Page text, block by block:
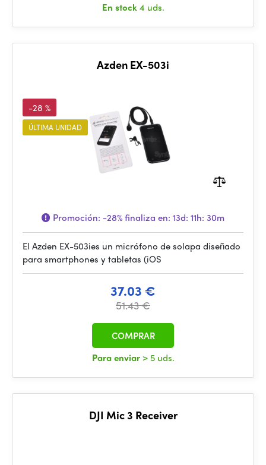
En stock4 uds.
Azden EX-503i
-28 %
ÚLTIMA UNIDAD
Promoción: -28%finaliza en: 13d: 11h: 30m
El Azden EX-503ies un micrófono de solapa diseñado
para smartphones y tabletas (iOS
37.03 €
51.43 €
Para enviar > 5 uds.
COMPRAR
DJI Mic 3 Receiver